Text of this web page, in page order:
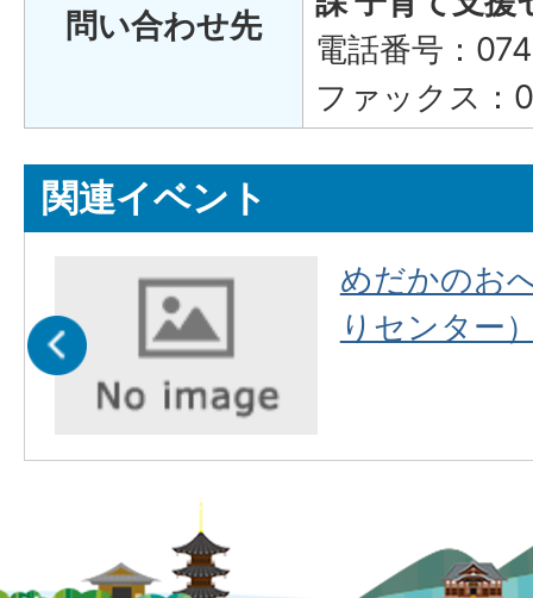
問い合わせ先
電話番号：
ファックス
関連イベント
めだかのお
りセンター